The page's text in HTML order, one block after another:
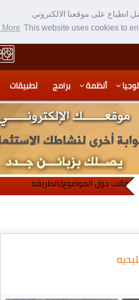
على موقعنا الالكتروني
This website uses cookies to More للمزيد
أنظمة برامج تطبيقات
مقالات حول الموضوع(بالطريقه